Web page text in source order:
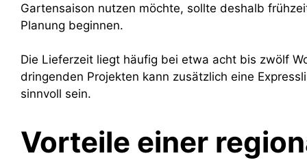
Gartensaison nutzen möchte, sollte deshalb
Planung beginnen.
Die Lieferzeit liegt häufig bei etwa acht bis zwölf
dringenden Projekten kann zusätzlich eine
sinnvoll sein.
Vorteile einer